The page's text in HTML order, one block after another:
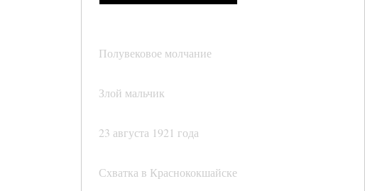
Полувековое молчание
Злой мальчик
23 августа 1921 года
Схватка в Краснококшайске